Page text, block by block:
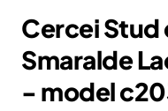
Cercei Stud
Smaralde
- model